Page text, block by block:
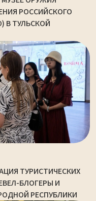
РОССИЙСКОГО
В ТУЛЬСКОЙ
ТУРИСТИЧЕСКИХ
БЛОГЕРЫ И
РЕСПУБЛИКИ